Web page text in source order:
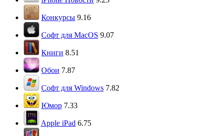
Конкурсы 9.16
Софт для MacOS 9.07
Книги 8.51
Обои 7.87
Софт для Windows 7.82
Юмор 7.33
Apple iPad 6.75